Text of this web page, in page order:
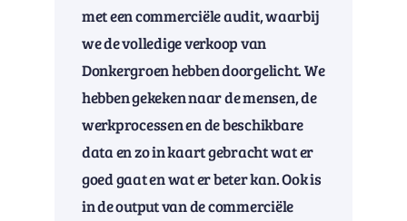
met een commerciële audit, waarbij
we de volledige verkoop van
Donkergroen hebben doorgelicht. We
hebben gekeken naar de mensen, de
werkprocessen en de beschikbare
data en zo in kaart gebracht wat er
goed gaat en wat er beter kan. Ook is
in de output van de commerciële